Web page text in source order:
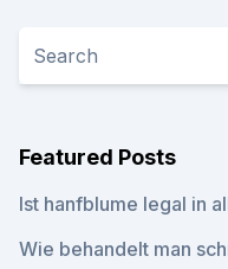
Featured Posts
Ist hanfblume legal in
Wie behandelt man